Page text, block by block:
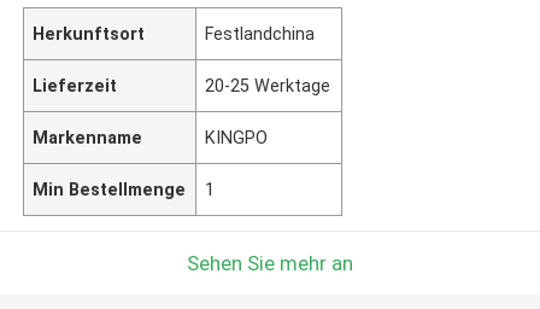
Herkunftsort Festlandchina
Lieferzeit 20-25 Werktage
Markenname KINGPO
Min Bestellmenge 1
Sehen Sie mehr an